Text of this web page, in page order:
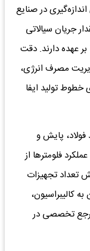
در صنایع
جریان سیالاتی
بر عهده دارند. دقت
مصرف انرژی،
خطوط تولید ایفا
فولاد، پایش و
فلومترها از
تعداد تجهیزات
کالیبراسیون،
مرجع تخصصی در